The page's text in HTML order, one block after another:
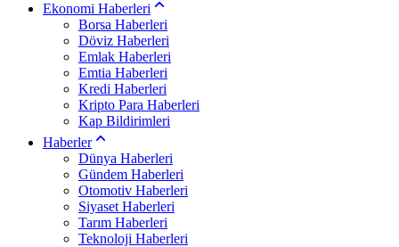
Ekonomi Haberleri
Borsa Haberleri
Döviz Haberleri
Emlak Haberleri
Emtia Haberleri
Kredi Haberleri
Kripto Para Haberleri
Kap Bildirimleri
Haberler
Dünya Haberleri
Gündem Haberleri
Otomotiv Haberleri
Siyaset Haberleri
Tarım Haberleri
Teknoloji Haberleri